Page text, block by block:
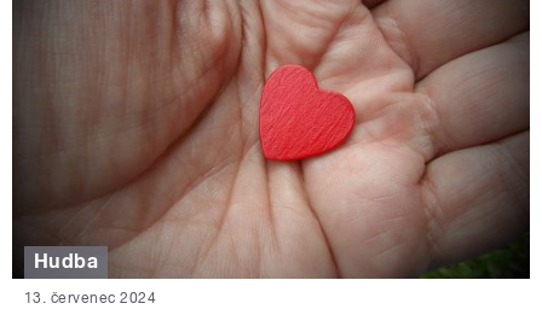
Hudba
13. červenec 2024